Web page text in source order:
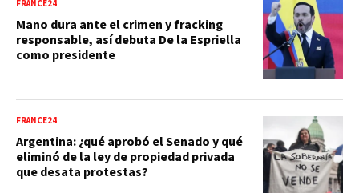
FRANCE24
Mano dura ante el crimen y fracking
responsable, así debuta De la Espriella
como presidente
FRANCE24
Argentina: ¿qué aprobó el Senado y qué
eliminó de la ley de propiedad privada
que desata protestas?